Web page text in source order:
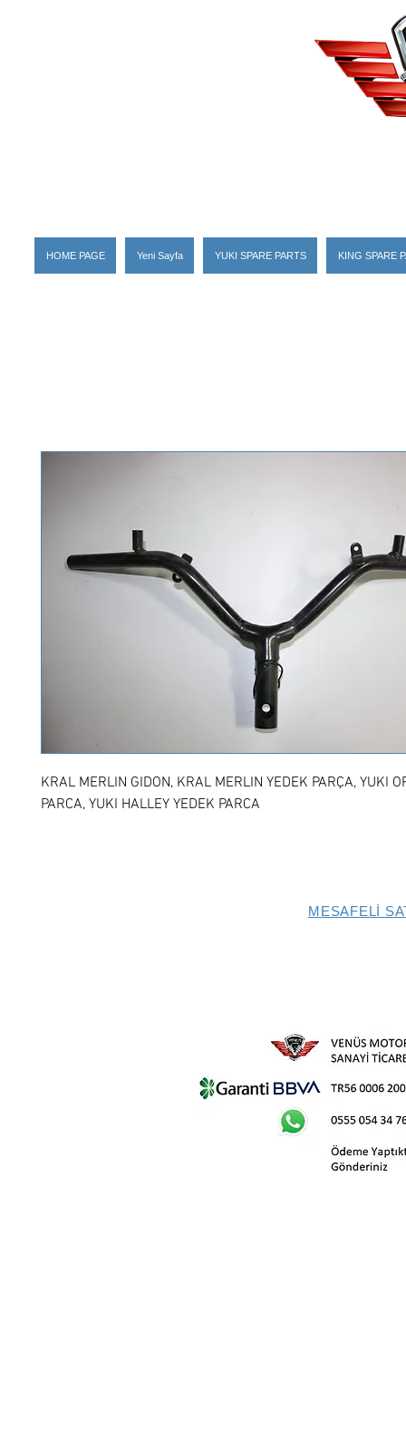
HOME PAGE Yeni Sayfa YUKI SPARE PARTS KING SPARE
KRAL MERLIN GIDON, KRAL MERLIN YEDEK PARÇA, YUKI
PARCA, YUKI HALLEY YEDEK PARCA
MESAFELİ